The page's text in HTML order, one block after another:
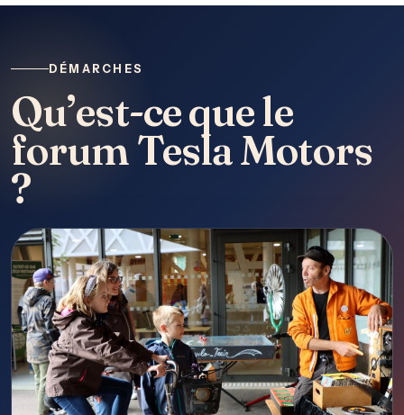
DÉMARCHES
Qu’est-ce que le
forum Tesla Motors
?